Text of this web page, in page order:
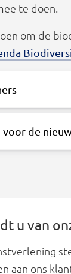
te doen.
om de
voor de
u van
aan ons